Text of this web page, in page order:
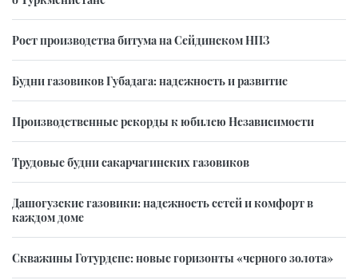
Рост производства битума на Сейдинском НПЗ
Будни газовиков Губадага: надежность и развитие
Производственные рекорды к юбилею Независимости
Трудовые будни сакарчагинских газовиков
Дашогузские газовики: надежность сетей и комфорт в
каждом доме
Скважины Готурдепе: новые горизонты «черного золота»